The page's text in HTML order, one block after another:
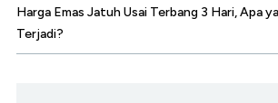
Harga Emas Jatuh Usai Terbang 3 Hari, Apa
Terjadi?